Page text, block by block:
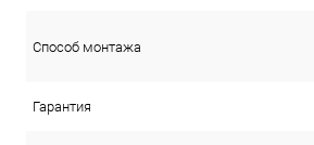
Способ монтажа
Гарантия